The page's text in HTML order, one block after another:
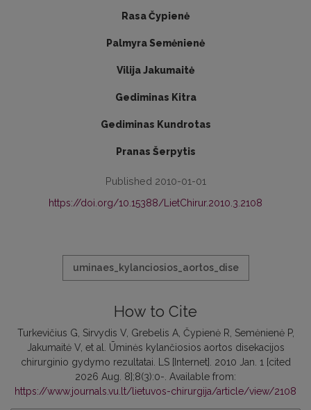
Rasa Čypienė
Palmyra Semėnienė
Vilija Jakumaitė
Gediminas Kitra
Gediminas Kundrotas
Pranas Šerpytis
Published 2010-01-01
https://doi.org/10.15388/LietChirur.2010.3.2108
uminaes_kylanciosios_aortos_dise
How to Cite
Turkevičius G, Sirvydis V, Grebelis A, Čypienė R, Semėnienė P,
Jakumaitė V, et al. Ūminės kylančiosios aortos disekacijos
chirurginio gydymo rezultatai. LS [Internet]. 2010 Jan. 1 [cited
2026 Aug. 8];8(3):0-. Available from:
https://www.journals.vu.lt/lietuvos-chirurgija/article/view/2108